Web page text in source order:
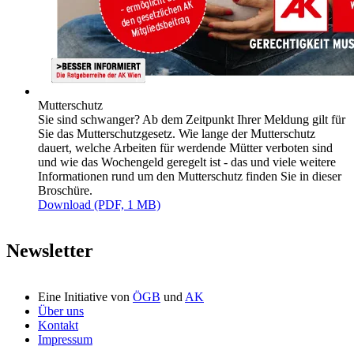
Mutterschutz
Sie sind schwanger? Ab dem Zeitpunkt Ihrer Meldung gilt für
Sie das Mutterschutzgesetz. Wie lange der Mutterschutz
dauert, welche Arbeiten für werdende Mütter verboten sind
und wie das Wochengeld geregelt ist - das und viele weitere
Informationen rund um den Mutterschutz finden Sie in dieser
Broschüre.
Download (PDF, 1 MB)
Newsletter
Eine Initiative von ÖGB und AK
Über uns
Kontakt
Impressum